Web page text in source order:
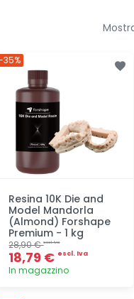
Resina 10K Die and
Model Mandorla
(Almond) Forshape
Premium - 1 kg
28,90 €escl. Iva
18,79 € escl. Iva
In magazzino
35%